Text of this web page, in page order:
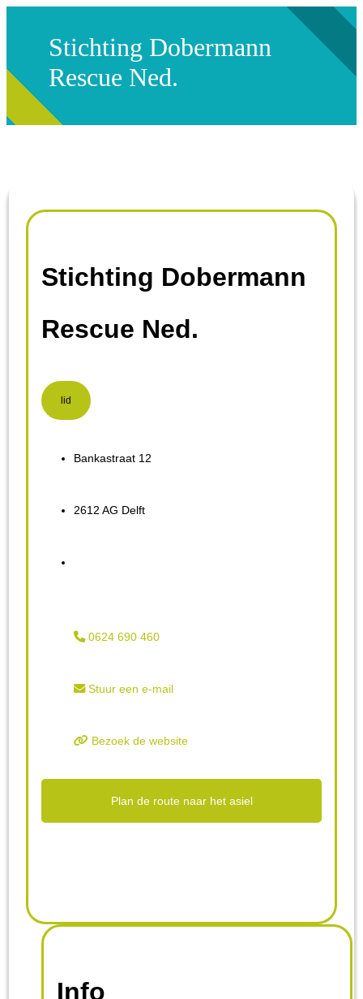
Stichting Dobermann
Rescue Ned.
Stichting Dobermann
Rescue Ned.
lid
Bankastraat 12
2612 AG Delft
0624 690 460
Stuur een e-mail
Bezoek de website
Plan de route naar het asiel
Info